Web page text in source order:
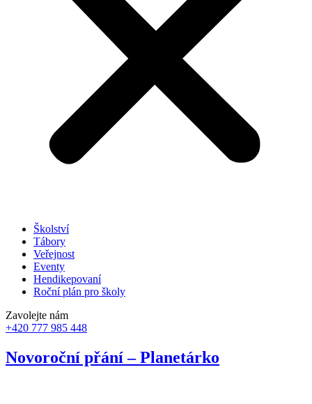
Školství
Tábory
Veřejnost
Eventy
Hendikepovaní
Roční plán pro školy
Zavolejte nám
+420 777 985 448
Novoroční přání – Planetárko